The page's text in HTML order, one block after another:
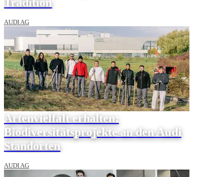
AUDI AG
Artenvielfalt erhalten:
Biodiversitätsprojekte an den Audi
Standorten
AUDI AG